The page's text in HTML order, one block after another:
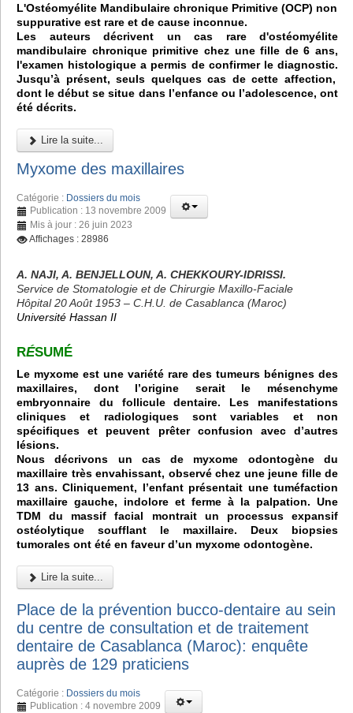
L'Ostéomyélite Mandibulaire chronique Primitive (OCP) non
suppurative est rare et de cause inconnue.
Les auteurs décrivent un cas rare d'ostéomyélite
mandibulaire chronique primitive chez une fille de 6 ans,
l'examen histologique a permis de confirmer le diagnostic.
Jusqu’à présent, seuls quelques cas de cette affection,
dont le début se situe dans l’enfance ou l’adolescence, ont
été décrits.
Lire la suite...
Myxome des maxillaires
Catégorie : Dossiers du mois
Publication : 13 novembre 2009
Mis à jour : 26 juin 2023
Affichages : 28986
A. NAJI, A. BENJELLOUN, A. CHEKKOURY-IDRISSI.
Service de Stomatologie et de Chirurgie Maxillo-Faciale
Hôpital 20 Août 1953 – C.H.U. de Casablanca (Maroc)
Université Hassan II
RÉSUMÉ
Le myxome est une variété rare des tumeurs bénignes des
maxillaires, dont l’origine serait le mésenchyme
embryonnaire du follicule dentaire. Les manifestations
cliniques et radiologiques sont variables et non
spécifiques et peuvent prêter confusion avec d’autres
lésions.
Nous décrivons un cas de myxome odontogène du
maxillaire très envahissant, observé chez une jeune fille de
13 ans. Cliniquement, l’enfant présentait une tuméfaction
maxillaire gauche, indolore et ferme à la palpation. Une
TDM du massif facial montrait un processus expansif
ostéolytique soufflant le maxillaire. Deux biopsies
tumorales ont été en faveur d’un myxome odontogène.
Lire la suite...
Place de la prévention bucco-dentaire au sein
du centre de consultation et de traitement
dentaire de Casablanca (Maroc): enquête
auprès de 129 praticiens
Catégorie : Dossiers du mois
Publication : 4 novembre 2009